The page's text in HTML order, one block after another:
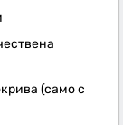
(само с